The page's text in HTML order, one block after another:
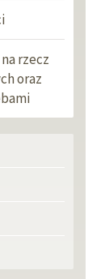
rzecz
oraz